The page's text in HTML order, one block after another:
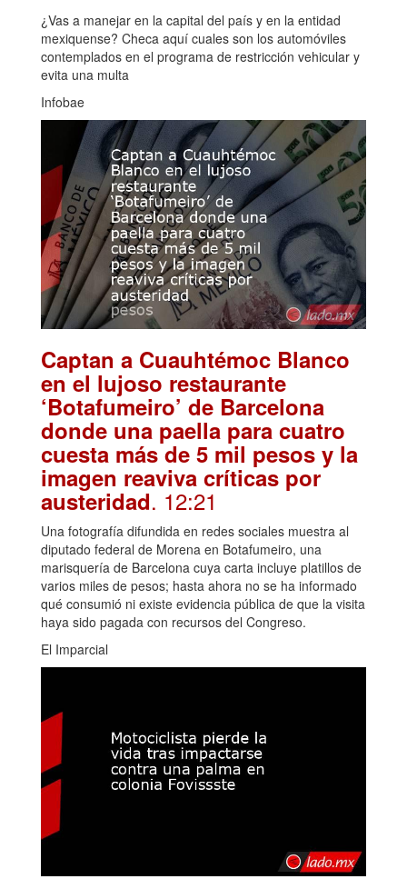
¿Vas a manejar en la capital del país y en la entidad
mexiquense? Checa aquí cuales son los automóviles
contemplados en el programa de restricción vehicular y
evita una multa
Infobae
Captan a Cuauhtémoc Blanco
en el lujoso restaurante
‘Botafumeiro’ de Barcelona
donde una paella para cuatro
cuesta más de 5 mil pesos y la
imagen reaviva críticas por
austeridad. 12:21
Una fotografía difundida en redes sociales muestra al
diputado federal de Morena en Botafumeiro, una
marisquería de Barcelona cuya carta incluye platillos de
varios miles de pesos; hasta ahora no se ha informado
qué consumió ni existe evidencia pública de que la visita
haya sido pagada con recursos del Congreso.
El Imparcial